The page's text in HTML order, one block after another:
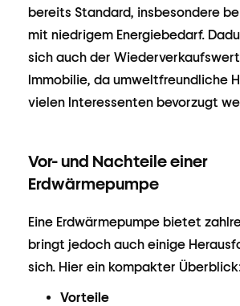
bereits Standard, insbesondere
mit niedrigem Energiebedarf.
sich auch der
Immobilie, da umweltfreundliche
vielen Interessenten bevorzugt
Vor- und Nachteile einer
Erdwärmepumpe
Eine Erdwärmepumpe bietet
bringt jedoch auch einige
sich. Hier ein kompakter
Vorteile